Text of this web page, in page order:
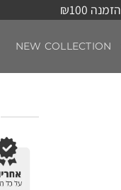
NEW COLLECTION